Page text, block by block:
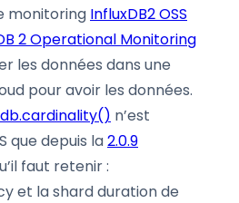
monitoring InfluxDB2 OSS
2 Operational Monitoring
les données dans une
pour avoir les données.
n’est
que depuis la2.0.9
faut retenir :
et la shard duration de